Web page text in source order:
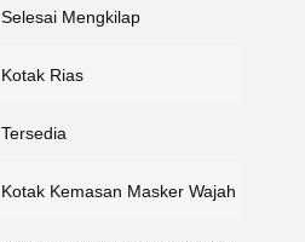
Selesai Mengkilap
Kotak Rias
Tersedia
Kotak Kemasan Masker Wajah